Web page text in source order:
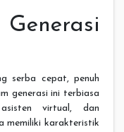
serba cepat, penuh
generasi ini terbiasa
virtual, dan
memiliki karakteristik